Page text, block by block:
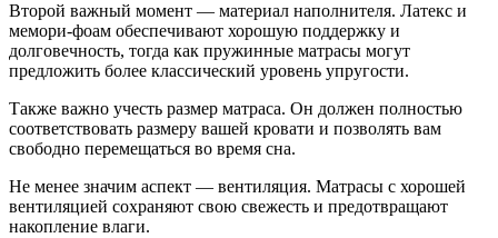
Второй важный момент — материал наполнителя. Латекс и
мемори-фоам обеспечивают хорошую поддержку и
долговечность, тогда как пружинные матрасы могут
предложить более классический уровень упругости.
Также важно учесть размер матраса. Он должен полностью
соответствовать размеру вашей кровати и позволять вам
свободно перемещаться во время сна.
Не менее значим аспект — вентиляция. Матрасы с хорошей
вентиляцией сохраняют свою свежесть и предотвращают
накопление влаги.